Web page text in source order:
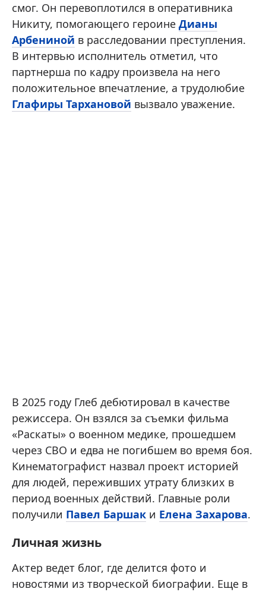
смог. Он перевоплотился в оперативника
Никиту, помогающего героине Дианы
Арбениной в расследовании преступления.
В интервью исполнитель отметил, что
партнерша по кадру произвела на него
положительное впечатление, а трудолюбие
Глафиры Тархановой вызвало уважение.
В 2025 году Глеб дебютировал в качестве
режиссера. Он взялся за съемки фильма
«Раскаты» о военном медике, прошедшем
через СВО и едва не погибшем во время боя.
Кинематографист назвал проект историей
для людей, переживших утрату близких в
период военных действий. Главные роли
получили Павел Баршак и Елена Захарова.
Личная жизнь
Актер ведет блог, где делится фото и
новостями из творческой биографии. Еще в